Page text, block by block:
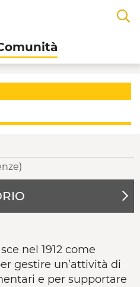
-
nel 1912 come
gestire un’attività di
e per supportare